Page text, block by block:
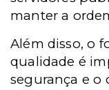
manter a
Além disso, o
qualidade é
segurança e o